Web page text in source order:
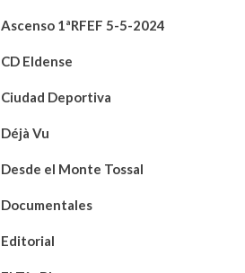
Ascenso 1ªRFEF 5-5-2024
CD Eldense
Ciudad Deportiva
Déjà Vu
Desde el Monte Tossal
Documentales
Editorial